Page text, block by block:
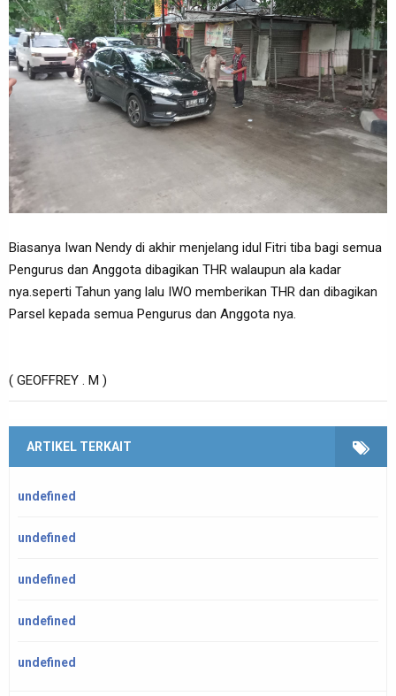
Biasanya Iwan Nendy di akhir menjelang idul Fitri tiba bagi semua
Pengurus dan Anggota dibagikan THR walaupun ala kadar
nya.seperti Tahun yang lalu IWO memberikan THR dan dibagikan
Parsel kepada semua Pengurus dan Anggota nya.
( GEOFFREY . M )
ARTIKEL TERKAIT
undefined
undefined
undefined
undefined
undefined